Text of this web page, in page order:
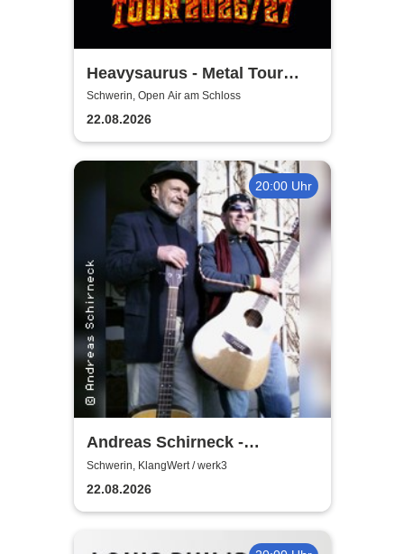
Heavysaurus - Metal Tour
2026/27
Schwerin, Open Air am Schloss
22.08.2026
20:00 Uhr
Andreas Schirneck -
Remember Klaus Renft |
Sommerkonzerte im werk3!
Schwerin, KlangWert / werk3
22.08.2026